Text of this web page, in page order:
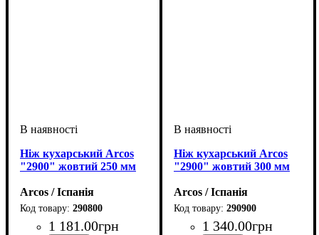
Ніж кухарський Arcos
"2900" жовтий 250 мм
Arcos / Іспанія
290800
1 181.00грн
Ніж кухарський Arcos
"2900" жовтий 300 мм
Arcos / Іспанія
290900
1 340.00грн